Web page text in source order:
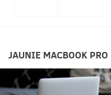
JAUNIE MACBOOK PRO